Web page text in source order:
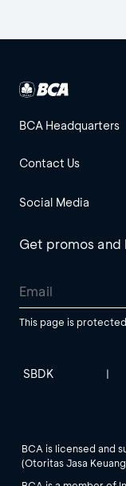
BCA Headquarters
Contact Us
Social Media
Get promos
This page is
SBDK |
BCA is licensed and
(Otoritas Jasa